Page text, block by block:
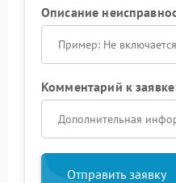
Описание
Комментарий к
Отправить заявку